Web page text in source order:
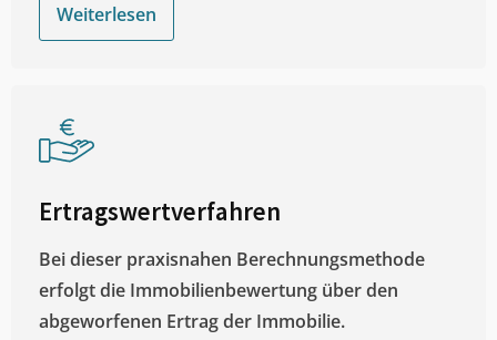
Weiterlesen
Ertragswertverfahren
Bei dieser praxisnahen Berechnungsmethode
erfolgt die Immobilienbewertung über den
abgeworfenen Ertrag der Immobilie.